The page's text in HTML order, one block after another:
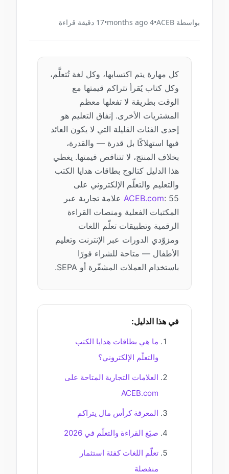
بواسطة ACEB
•
4 months ago
•
17 دقيقة قراءة
كل مهارة يتم اكتسابها، وكل لغة تُتعلَّم،
وكل كتاب يُقرأ تتراكم قيمتها مع
الوقت بطريقة لا تفعلها معظم
المشتريات الأخرى. إنفاق التعليم هو
إحدى الفئات القليلة التي لا يكون العائد
فيها استهلاكًا بل قدرة — والقدرة،
بخلاف المنتج، لا تتناقص قيمتها. يغطي
هذا الدليل كتالوج بطاقات هدايا الكتب
والتعليم والتعلّم الإلكتروني على
ACEB.com: 55 علامة تجارية عبر
المكتبات الفعلية ومنصات القراءة
الرقمية وتطبيقات تعلّم اللغات
ومزوّدي الدورات عبر الإنترنت وتعليم
الأطفال — متاحة للشراء فورًا
باستخدام العملات المشفّرة أو SEPA.
في هذا الدليل:
ما هي بطاقات هدايا الكتب
والتعلّم الإلكتروني؟
العلامات التجارية المتاحة على
ACEB.com
المعرفة كرأس مال يتراكم
صيَغ القراءة والتعلّم في 2026
تعلّم اللغات كفئة استثمار
منفصلة